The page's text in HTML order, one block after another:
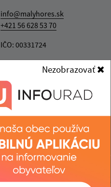
info@malyhores.sk
+421 56 628 53 70
IČO: 00331724
Nezobrazovať